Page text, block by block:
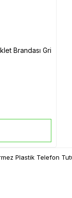
Brandası Gri